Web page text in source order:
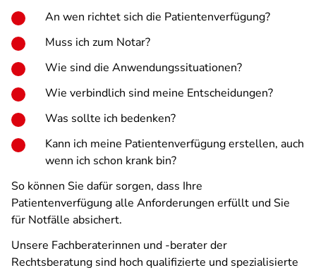
An wen richtet sich die Patientenverfügung?
Muss ich zum Notar?
Wie sind die Anwendungssituationen?
Wie verbindlich sind meine Entscheidungen?
Was sollte ich bedenken?
Kann ich meine Patientenverfügung erstellen, auch
wenn ich schon krank bin?
So können Sie dafür sorgen, dass Ihre
Patientenverfügung alle Anforderungen erfüllt und Sie
für Notfälle absichert.
Unsere Fachberaterinnen und -berater der
Rechtsberatung sind hoch qualifizierte und spezialisierte